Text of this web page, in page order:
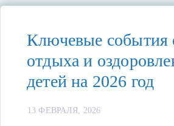
Ключевые события
отдыха и
детей на 2026 год
13 ФЕВРАЛЯ, 2026